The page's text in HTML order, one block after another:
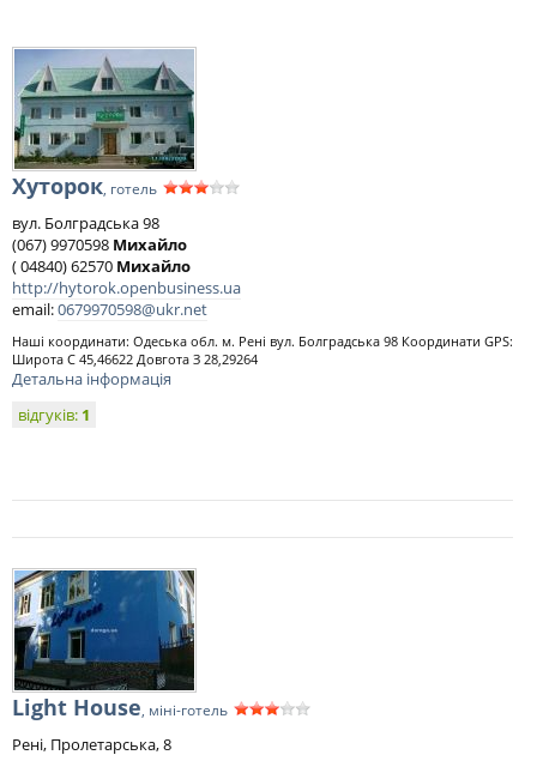
Хуторок, готель
вул. Болградська 98
(067) 9970598 Михайло
( 04840) 62570 Михайло
http://hytorok.openbusiness.ua
email:0679970598@ukr.net
Наші координати: Одеська обл. м. Рені вул. Болградська 98 Координати GPS:
Широта C 45,46622 Довгота З 28,29264
Детальна інформація
відгуків: 1
Light House, міні-готель
Рені, Пролетарська, 8